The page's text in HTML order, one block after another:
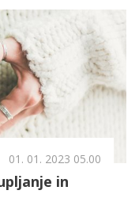
je naloga jeter
da proizvajajo
hrane ter da
leta lahko na
različne pripravke
dopolnila,
diet in
jeter.
01. 01. 2023 05.00
in